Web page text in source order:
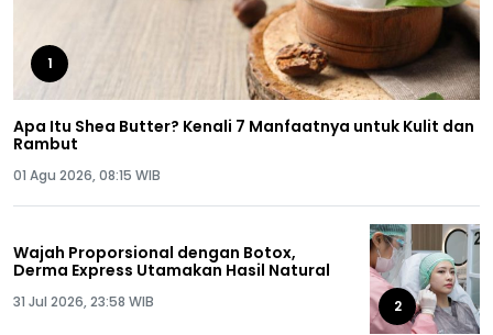
1
Apa Itu Shea Butter? Kenali 7 Manfaatnya untuk Kulit dan
Rambut
01 Agu 2026, 08:15 WIB
Wajah Proporsional dengan Botox,
Derma Express Utamakan Hasil Natural
31 Jul 2026, 23:58 WIB 2